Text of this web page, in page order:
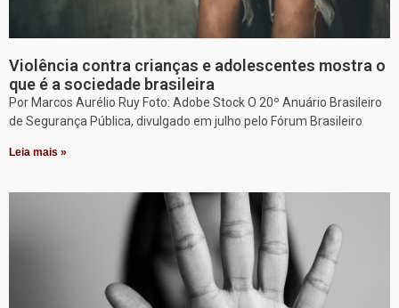
Violência contra crianças e adolescentes mostra o
que é a sociedade brasileira
Por Marcos Aurélio Ruy Foto: Adobe Stock O 20º Anuário Brasileiro
de Segurança Pública, divulgado em julho pelo Fórum Brasileiro
Leia mais »